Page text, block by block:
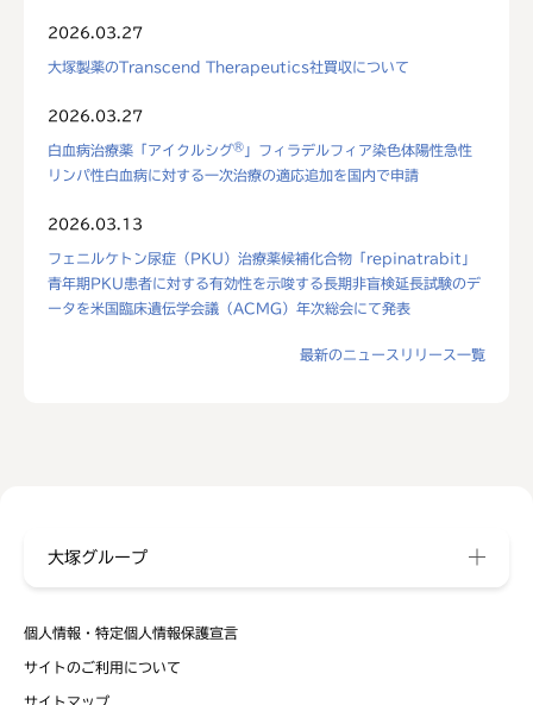
2026.03.27
大塚製薬のTranscend Therapeutics社買収について
2026.03.27
白血病治療薬「アイクルシグ® 」フィラデルフィア染色体陽性急性
リンパ性白血病に対する一次治療の適応追加を国内で申請
2026.03.13
フェニルケトン尿症（PKU）治療薬候補化合物「repinatrabit」
青年期PKU患者に対する有効性を示唆する長期非盲検延長試験のデ
ータを米国臨床遺伝学会議（ACMG）年次総会にて発表
最新のニュースリリース一覧
個人情報・特定個人情報保護宣言
サイトのご利用について
サイトマップ
大塚グループ